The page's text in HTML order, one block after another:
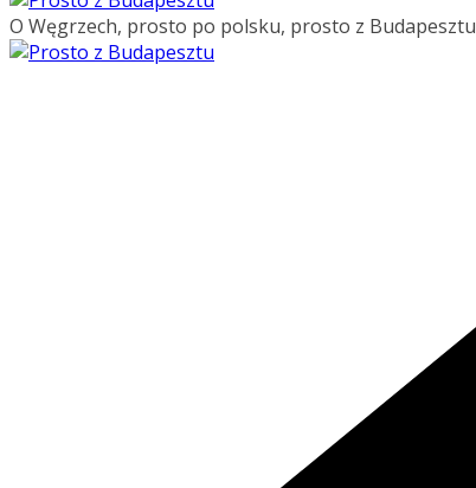
O Węgrzech, prosto po polsku, prosto z Budapesztu